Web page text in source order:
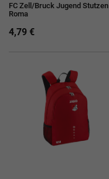
FC Zell/Bruck Jugend Stutzen
Roma
4,79 €